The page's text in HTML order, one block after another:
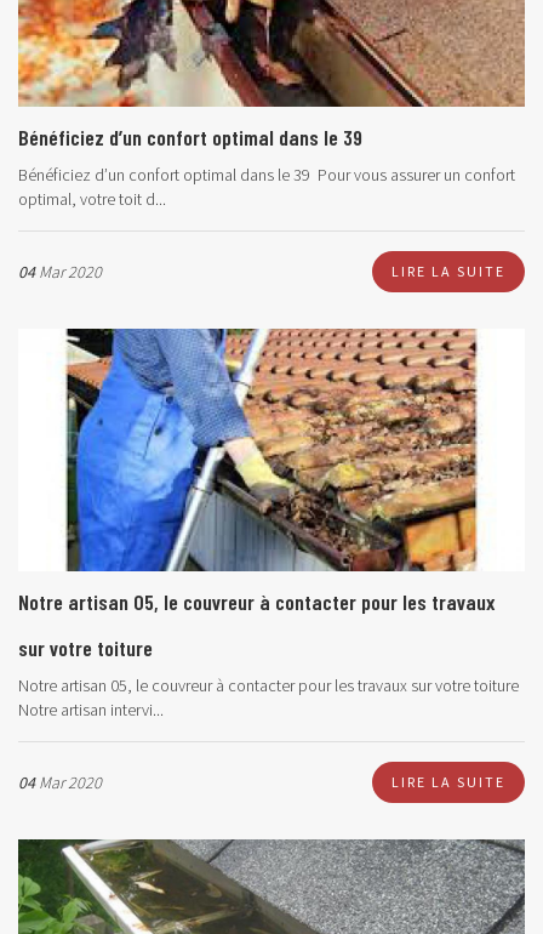
Bénéficiez d’un confort optimal dans le 39
Bénéficiez d’un confort optimal dans le 39 Pour vous assurer un confort
optimal, votre toit d...
04Mar 2020 LIRE LA SUITE
Notre artisan 05, le couvreur à contacter pour les travaux
sur votre toiture
Notre artisan 05, le couvreur à contacter pour les travaux sur votre toiture
Notre artisan intervi...
04Mar 2020 LIRE LA SUITE